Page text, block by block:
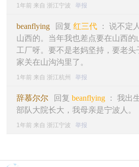
1年前 来自 浙江宁波 举报
beanflying 回复 红三代 ： 说不定
山西的。当年我也差点要在山西的
工厂呀。要不是老妈坚持，要老头
家关在山沟沟里了。
1年前 来自 浙江杭州 举报
辞慕尔尔 回复 beanflying ： 我出
部队大院长大，我母亲是宁波人。
1年前 来自 浙江宁波 举报